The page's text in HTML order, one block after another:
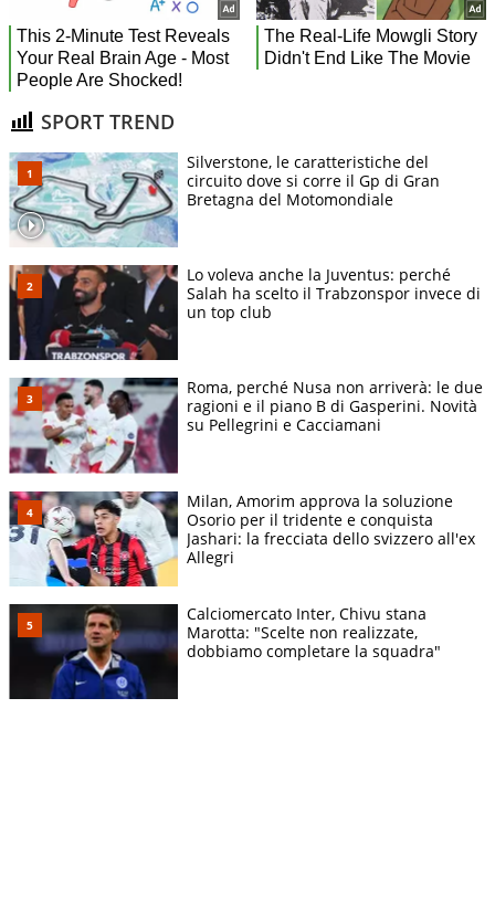
SPORT TREND
Silverstone, le caratteristiche del
circuito dove si corre il Gp di Gran
Bretagna del Motomondiale
Lo voleva anche la Juventus: perché
Salah ha scelto il Trabzonspor invece di
un top club
Roma, perché Nusa non arriverà: le due
ragioni e il piano B di Gasperini. Novità
su Pellegrini e Cacciamani
Milan, Amorim approva la soluzione
Osorio per il tridente e conquista
Jashari: la frecciata dello svizzero all'ex
Allegri
Calciomercato Inter, Chivu stana
Marotta: "Scelte non realizzate,
dobbiamo completare la squadra"